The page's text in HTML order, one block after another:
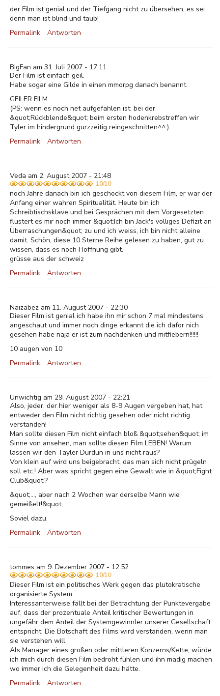
der Film ist genial und der Tiefgang nicht zu übersehen, es sei
denn man ist blind und taub!
Permalink
Antworten
BigFan am 31. Juli 2007 - 17:11
Der Film ist einfach geil.
Habe sogar eine Gilde in einen mmorpg danach benannt.
GEILER FILM
(PS: wenn es noch net aufgefahlen ist: bei der
&quot;Rückblende&quot; beim ersten hodenkrebstreffen wir
Tyler im hindergrund gurzzeitig reingeschnitten^^.)
Permalink
Antworten
Veda am 2. August 2007 - 21:48
10/10
noch Jahre danach bin ich geschockt von diesem Film, er war der
Anfang einer wahren Spiritualität. Heute bin ich
Schreibtischsklave und bei Gesprächen mit dem Vorgesetzten
flüstert es mir noch immer &quot;Ich bin Jack's völliges Defizit an
Überraschungen&quot; zu und ich weiss, ich bin nicht alleine
damit. Schön, diese 10 Sterne Reihe gelesen zu haben, gut zu
wissen, dass es noch Hoffnung gibt.
grüsse aus der schweiz
Permalink
Antworten
Naizabez am 11. August 2007 - 22:30
Dieser Film ist genial ich habe ihn mir schon 7 mal mindestens
angeschaut und immer noch dinge erkannt die ich dafor nich
gesehen habe naja er ist zum nachdenken und mitfiebern!!!!!!
10 augen von 10
Permalink
Antworten
Unwichtig am 29. August 2007 - 22:21
Also, jeder, der hier weniger als 8-9 Augen vergeben hat, hat
entweder den Film nicht richtig gesehen oder nicht richtig
verstanden!
Man sollte diesen Film nicht einfach bloß &quot;sehen&quot; im
Sinne von ansehen, man sollte diesen Film LEBEN! Warum
lassen wir den Tayler Durdun in uns nicht raus?
Von klein auf wird uns beigebracht, das man sich nicht prügeln
soll etc.! Aber was spricht gegen eine Gewalt wie in &quot;Fight
Club&quot;?
&quot;..., aber nach 2 Wochen war derselbe Mann wie
gemeißelt!&quot;
Soviel dazu.
Permalink
Antworten
tommes am 9. Dezember 2007 - 12:52
10/10
Dieser Film ist ein politisches Werk gegen das plutokratische
organisierte System.
Interessanterweise fällt bei der Betrachtung der Punktevergabe
auf, dass der prozentuale Anteil kritischer Bewertungen in
ungefähr dem Anteil der Systemgewinnler unserer Gesellschaft
entspricht. Die Botschaft des Films wird verstanden, wenn man
sie verstehen will.
Als Manager eines großen oder mittleren Konzerns/Kette, würde
ich mich durch diesen Film bedroht fühlen und ihn madig machen
wo immer ich die Gelegenheit dazu hätte.
Permalink
Antworten